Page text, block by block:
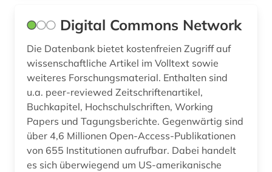
Digital Commons Network
Die Datenbank bietet kostenfreien Zugriff auf
wissenschaftliche Artikel im Volltext sowie
weiteres Forschungsmaterial. Enthalten sind
u.a. peer-reviewed Zeitschriftenartikel,
Buchkapitel, Hochschulschriften, Working
Papers und Tagungsberichte. Gegenwärtig sind
über 4,6 Millionen Open-Access-Publikationen
von 655 Institutionen aufrufbar. Dabei handelt
es sich überwiegend um US-amerikanische